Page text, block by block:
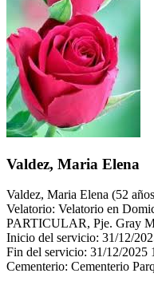
Toggle Conocenos submenu
Valdez, Maria Elena
Valdez, Maria Elena (52
Velatorio: Velatorio en
PARTICULAR, Pje. Gray
Inicio del servicio: 31/12/
Fin del servicio: 31/12/2025
Cementerio: Cementerio